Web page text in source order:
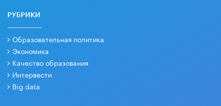
РУБРИКИ
Образовательная политика
Экономика
Качество образования
Интервести
Big data